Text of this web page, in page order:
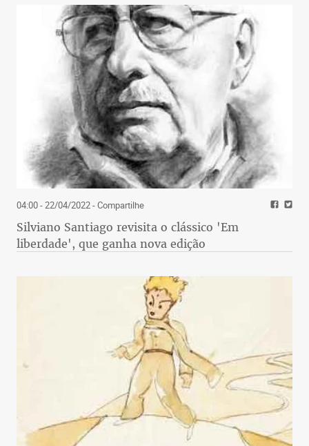
04:00 - 22/04/2022- Compartilhe
Silviano Santiago revisita o clássico 'Em
liberdade', que ganha nova edição